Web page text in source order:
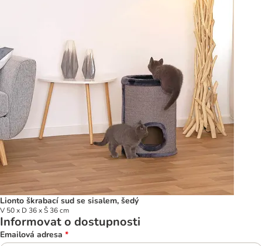
Lionto škrabací sud se sisalem, šedý
V 50 x D 36 x Š 36 cm
Informovat o dostupnosti
Emailová adresa *